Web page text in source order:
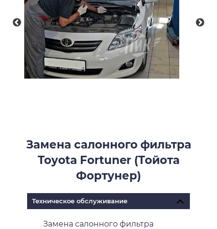
Замена салонного фильтра
Toyota Fortuner (Тойота
Фортунер)
Техническое обслуживание
Замена салонного фильтра